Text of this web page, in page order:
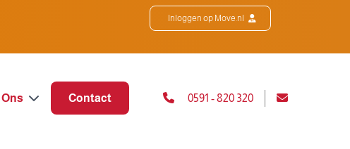
Inloggen op Move.nl
Contact 0591 - 820 320